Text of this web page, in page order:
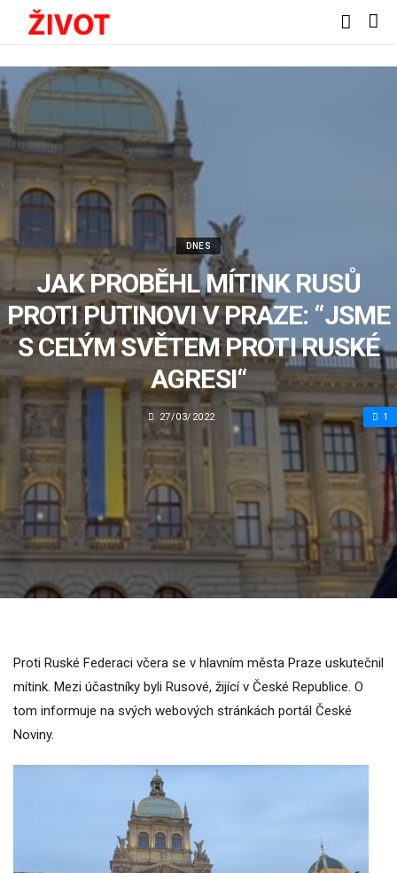
DNES
JAK PROBĚHL MÍTINK RUSŮ
PROTI PUTINOVI V PRAZE: “JSME
S CELÝM SVĚTEM PROTI RUSKÉ
AGRESI“
27/03/2022 1
Proti Ruské Federaci včera se v hlavním města Praze uskutečnil
mítink. Mezi účastníky byli Rusové, žijící v České Republice. O
tom informuje na svých webových stránkách portál České
Noviny.